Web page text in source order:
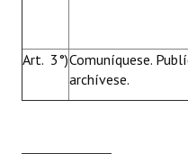
Art. 3°)Comuníquese.
archívese.